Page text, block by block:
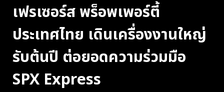
เฟรเซอร์ส พร็อพเพอร์ตี้
ประเทศไทย เดินเครื่องงานใหญ่
รับต้นปี ต่อยอดความร่วมมือ
SPX Express